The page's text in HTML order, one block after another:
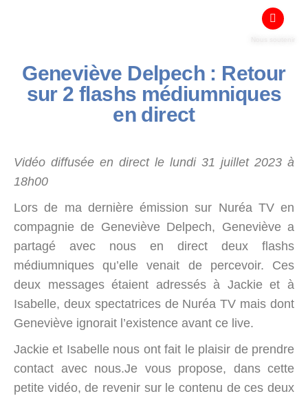
Geneviève Delpech : Retour
sur 2 flashs médiumniques
en direct
Vidéo diffusée en direct le lundi 31 juillet 2023 à
18h00
Lors de ma dernière émission sur Nuréa TV en
compagnie de Geneviève Delpech, Geneviève a
partagé avec nous en direct deux flashs
médiumniques qu’elle venait de percevoir. Ces
deux messages étaient adressés à Jackie et à
Isabelle, deux spectatrices de Nuréa TV mais dont
Geneviève ignorait l’existence avant ce live.
Jackie et Isabelle nous ont fait le plaisir de prendre
contact avec nous.Je vous propose, dans cette
petite vidéo, de revenir sur le contenu de ces deux